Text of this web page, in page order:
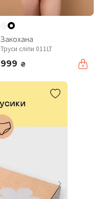
Закохана
Труси сліпи 011LT
999 ₴